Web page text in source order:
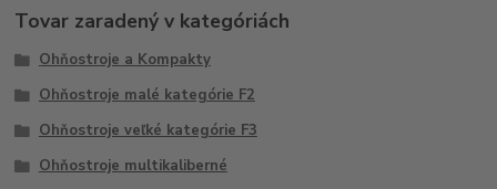
Tovar zaradený v kategóriách
Ohňostroje a Kompakty
Ohňostroje malé kategórie F2
Ohňostroje veľké kategórie F3
Ohňostroje multikaliberné